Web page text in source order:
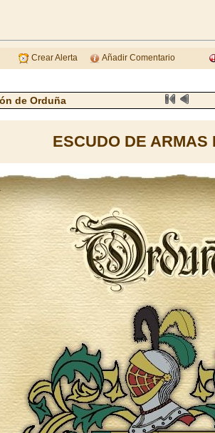
Crear Alerta Añadir Comentario
de Orduña
ESCUDO DE ARMAS